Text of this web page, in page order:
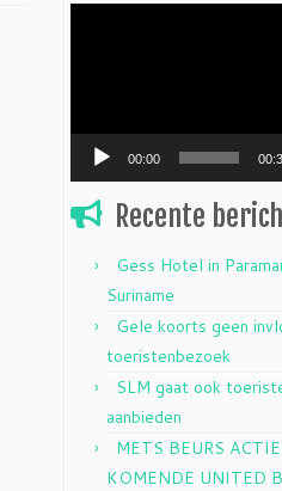
00:00
Recente
Gess Hotel in
Suriname
Gele koorts geen
toeristenbezoek
SLM gaat ook
aanbieden
METS BEURS
KOMENDE UNITED